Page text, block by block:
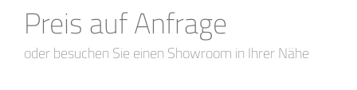
Preis auf Anfrage
oder besuchen Sie einen Showroom in Ihrer Nähe